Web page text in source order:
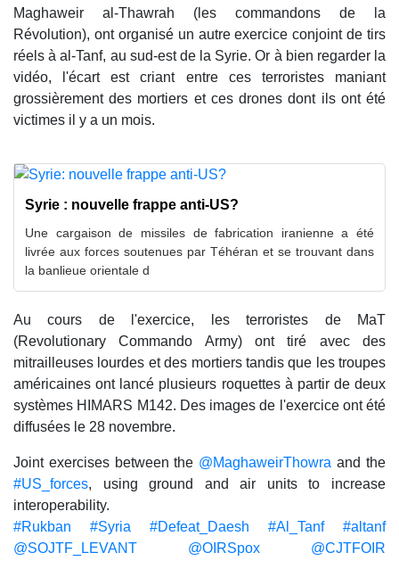
Maghaweir al-Thawrah (les commandons de la
Révolution), ont organisé un autre exercice conjoint de tirs
réels à al-Tanf, au sud-est de la Syrie. Or à bien regarder la
vidéo, l'écart est criant entre ces terroristes maniant
grossièrement des mortiers et ces drones dont ils ont été
victimes il y a un mois.
Syrie : nouvelle frappe anti-US?
Une cargaison de missiles de fabrication iranienne a été
livrée aux forces soutenues par Téhéran et se trouvant dans
la banlieue orientale d
Au cours de l'exercice, les terroristes de MaT
(Revolutionary Commando Army) ont tiré avec des
mitrailleuses lourdes et des mortiers tandis que les troupes
américaines ont lancé plusieurs roquettes à partir de deux
systèmes HIMARS M142. Des images de l'exercice ont été
diffusées le 28 novembre.
Joint exercises between the @MaghaweirThowra and the
#US_forces, using ground and air units to increase
interoperability.
#Rukban
#Syria #Defeat_Daesh #Al_Tanf
#altanf
@SOJTF_LEVANT
@OIRSpox @CJTFOIR